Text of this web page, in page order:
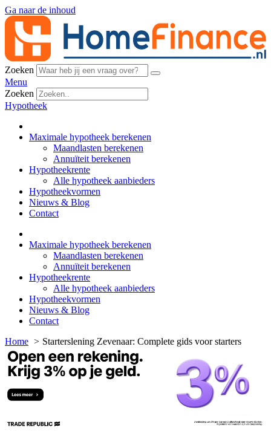
Ga naar de inhoud
Zoeken
Menu
Zoeken
Hypotheek
Maximale hypotheek berekenen
Maandlasten berekenen
Annuïteit berekenen
Hypotheekrente
Alle hypotheek aanbieders
Hypotheekvormen
Nieuws & Blog
Contact
Maximale hypotheek berekenen
Maandlasten berekenen
Annuïteit berekenen
Hypotheekrente
Alle hypotheek aanbieders
Hypotheekvormen
Nieuws & Blog
Contact
Home
Starterslening Zevenaar: Complete gids voor starters